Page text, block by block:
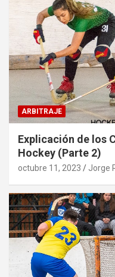
ARBITRAJE
Explicación de los
Hockey (Parte 2)
octubre 11, 2023 Jorge